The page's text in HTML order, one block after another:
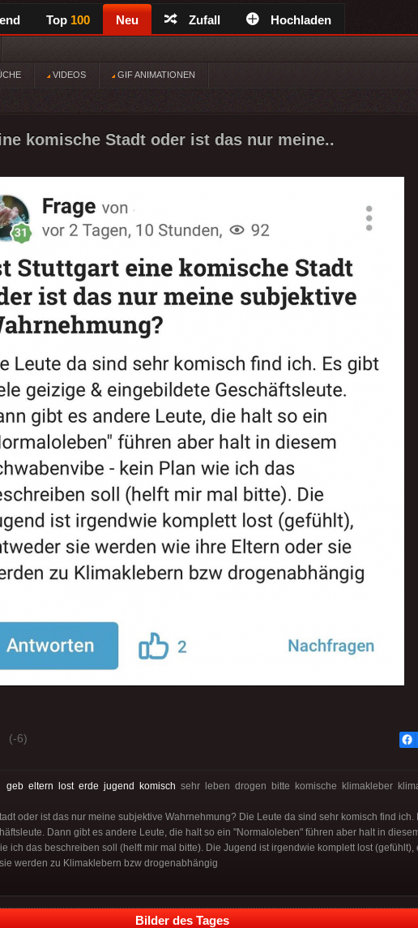
Top 100 Neu Zufall Hochladen
VIDEOS GIF ANIMATIONEN
komische Stadt oder ist das nur meine..
(-6)
geb eltern lost erde jugend komisch sehr leben drogen bitte komische klimakleber
oder ist das nur meine subjektive Wahrnehmung? Die Leute da sind sehr komisch find ich.
Dann gibt es andere Leute, die halt so ein "Normaloleben" führen aber halt in
ich das beschreiben soll (helft mir mal bitte). Die Jugend ist irgendwie komplett lost (gefühlt),
werden zu Klimaklebern bzw drogenabhängig
Bilder des Tages